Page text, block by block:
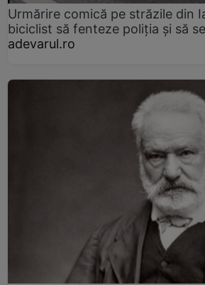
Urmărire comică pe străzile din
biciclist să fenteze poliția și să
adevarul.ro